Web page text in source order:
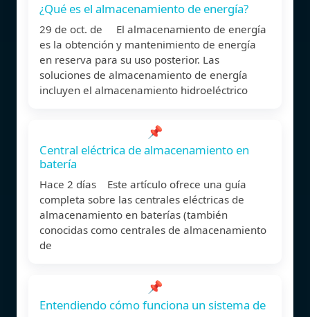
¿Qué es el almacenamiento de energía?
29 de oct. de El almacenamiento de energía
es la obtención y mantenimiento de energía
en reserva para su uso posterior. Las
soluciones de almacenamiento de energía
incluyen el almacenamiento hidroeléctrico
📌
Central eléctrica de almacenamiento en
batería
Hace 2 días Este artículo ofrece una guía
completa sobre las centrales eléctricas de
almacenamiento en baterías (también
conocidas como centrales de almacenamiento
de
📌
Entendiendo cómo funciona un sistema de